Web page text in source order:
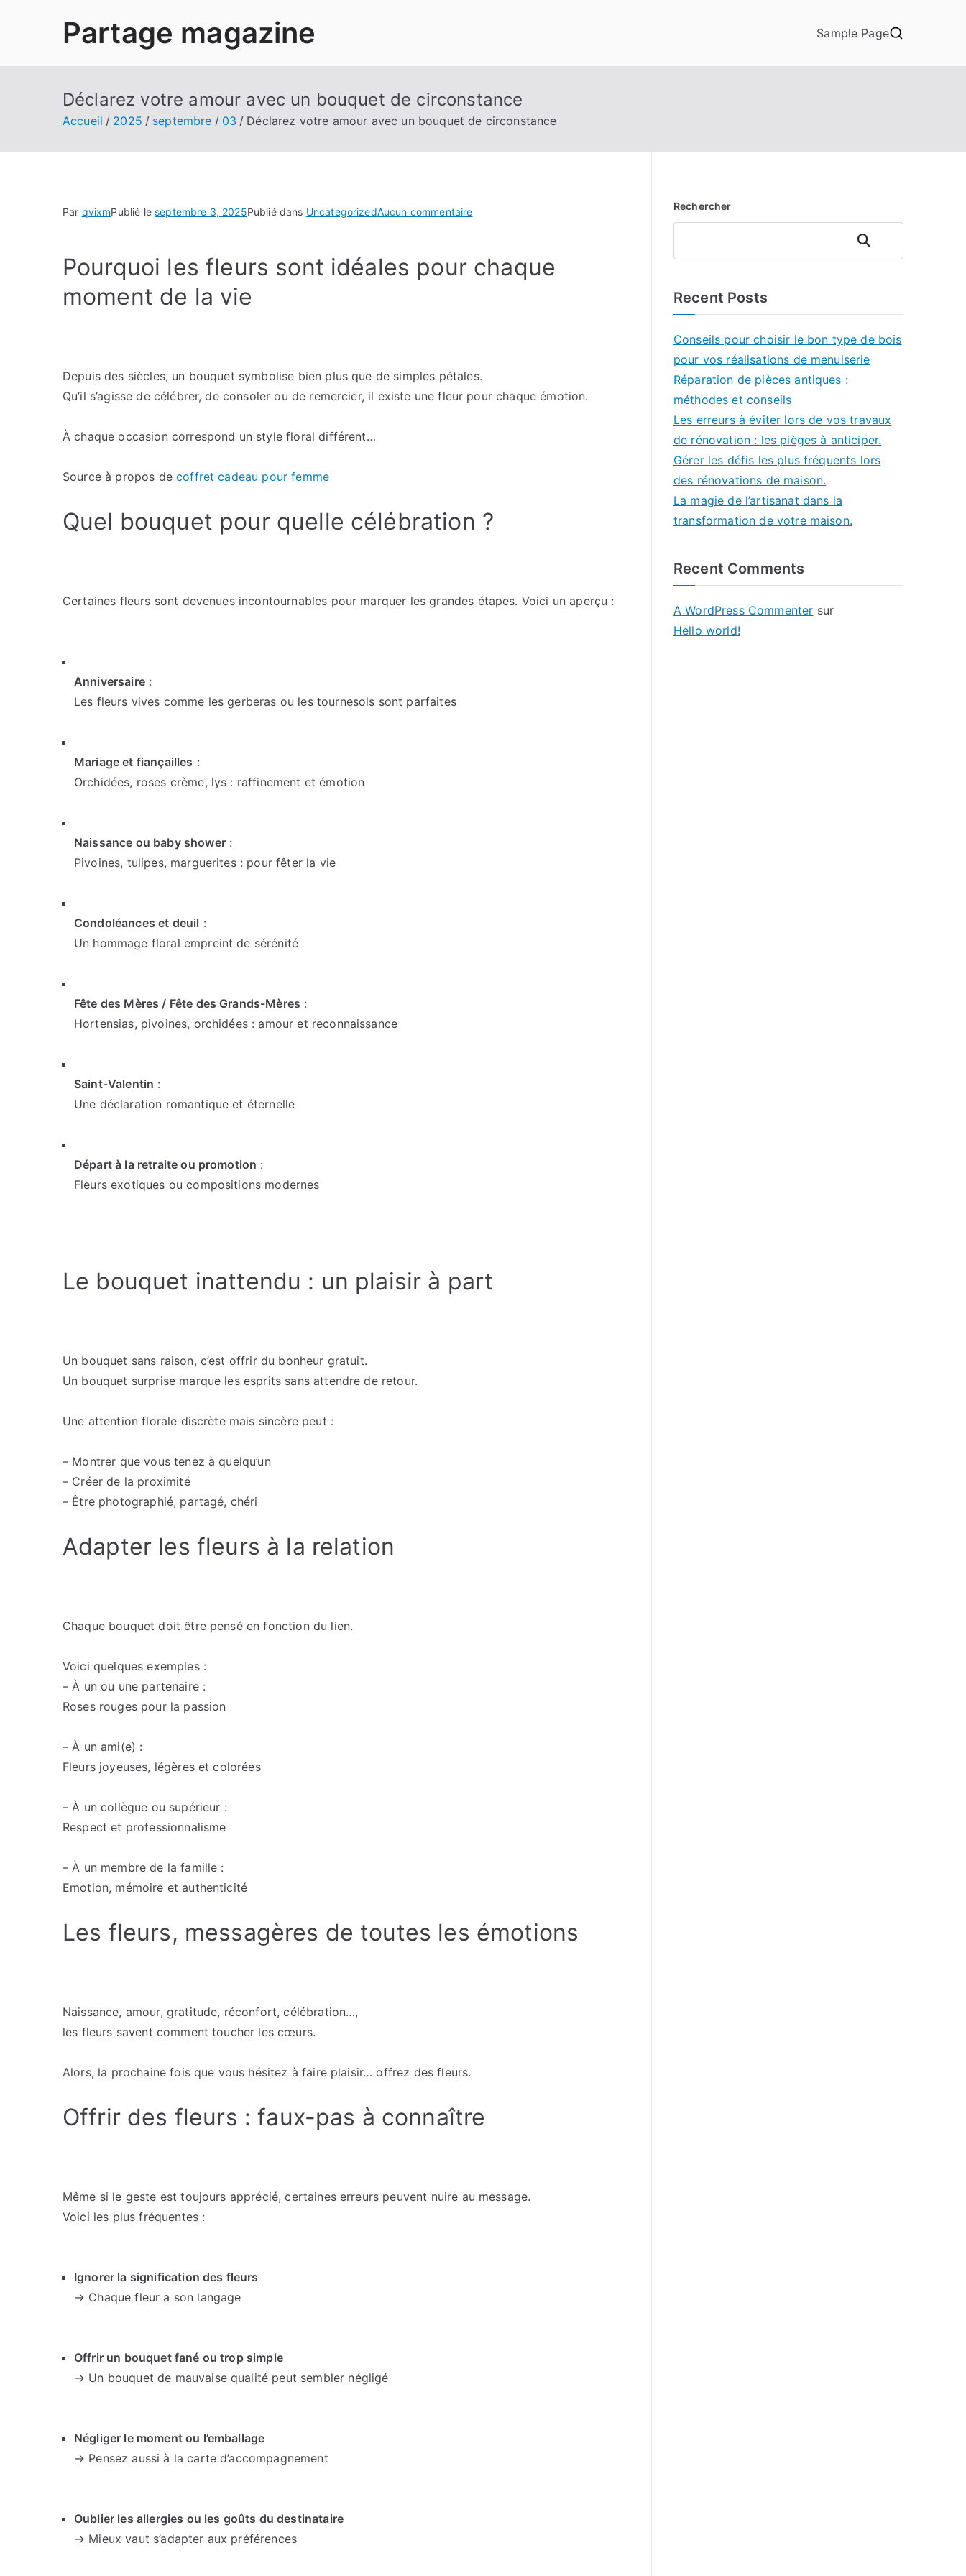
Partage magazine Sample Page
Déclarez votre amour avec un bouquet de circonstance
Accueil 2025 septembre 03 Déclarez votre amour avec un bouquet de circonstance
Par qvixmPublié leseptembre 3, 2025Publié dans UncategorizedAucun commentairesur
amour
Pourquoi les fleurs sont idéales pour chaque
moment de la vie
Depuis des siècles, un bouquet symbolise bien plus que de simples pétales.
Qu’il s’agisse de célébrer, de consoler ou de remercier, il existe une fleur pour chaque émotion.
À chaque occasion correspond un style floral différent…
Source à propos decoffret cadeau pour femme
Quel bouquet pour quelle célébration ?
Certaines fleurs sont devenues incontournables pour marquer les grandes étapes. Voici un aperçu :
Anniversaire:
Les fleurs vives comme les gerberas ou les tournesols sont parfaites
Mariage et fiançailles :
Orchidées, roses crème, lys : raffinement et émotion
Naissance ou baby shower:
Pivoines, tulipes, marguerites : pour fêter la vie
Condoléances et deuil :
Un hommage floral empreint de sérénité
Fête des Mères / Fête des Grands-Mères :
Hortensias, pivoines, orchidées : amour et reconnaissance
Saint-Valentin :
Une déclaration romantique et éternelle
Départ à la retraite ou promotion :
Fleurs exotiques ou compositions modernes
Le bouquet inattendu : un plaisir à part
Un bouquet sans raison, c’est offrir du bonheur gratuit.
Un bouquet surprise marque les esprits sans attendre de retour.
Une attention florale discrète mais sincère peut :
– Montrer que vous tenez à quelqu’un
– Créer de la proximité
– Être photographié, partagé, chéri
Adapter les fleurs à la relation
Chaque bouquet doit être pensé en fonction du lien.
Voici quelques exemples :
– À un ou une partenaire :
Roses rouges pour la passion
– À un ami(e) :
Fleurs joyeuses, légères et colorées
– À un collègue ou supérieur :
Respect et professionnalisme
– À un membre de la famille :
Emotion, mémoire et authenticité
Les fleurs, messagères de toutes les émotions
Naissance, amour, gratitude, réconfort, célébration…,
les fleurs savent comment toucher les cœurs.
Alors, la prochaine fois que vous hésitez à faire plaisir… offrez des fleurs.
Offrir des fleurs : faux-pas à connaître
Même si le geste est toujours apprécié, certaines erreurs peuvent nuire au message.
Voici les plus fréquentes :
Ignorer la signification des fleurs
→ Chaque fleur a son langage
Offrir un bouquet fané ou trop simple
→ Un bouquet de mauvaise qualité peut sembler négligé
Négliger le moment ou l’emballage
→ Pensez aussi à la carte d’accompagnement
Oublier les allergies ou les goûts du destinataire
→ Mieux vaut s’adapter aux préférences
Rechercher
Rechercher
Recent Posts
Conseils pour choisir le bon type de bois
pour vos réalisations de menuiserie
Réparation de pièces antiques :
méthodes et conseils
Les erreurs à éviter lors de vos travaux
de rénovation : les pièges à anticiper.
Gérer les défis les plus fréquents lors
des rénovations de maison.
La magie de l’artisanat dans la
transformation de votre maison.
Recent Comments
A WordPress Commenter sur
Hello world!